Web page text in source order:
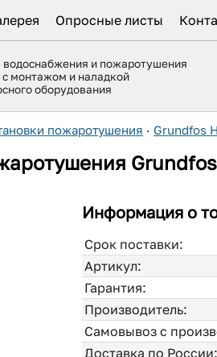
Опросные листы
и пожаротушения
монтажом и наладкой
оборудования
пожаротушения · Grundfos
Информация о
Срок поставки:
Артикул:
Гарантия:
Производитель:
Самовывоз с
Доставка по России: